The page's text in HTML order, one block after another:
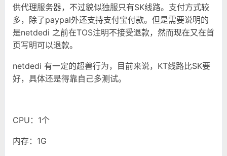
供代理服务器，不过貌似独服只有SK线路。支付方式较
多，除了paypal外还支持支付宝付款。但是需要说明的
是netdedi 之前在TOS注明不接受退款，然而现在又在首
页写明可以退款。
netdedi 有一定的超兽行为，目前来说，KT线路比SK要
好，具体还是得靠自己多测试。
CPU：1个
内存：1G